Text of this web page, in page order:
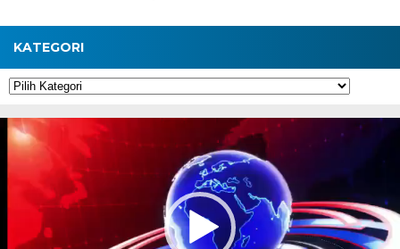
KATEGORI
Kategori
Pemutar
Video